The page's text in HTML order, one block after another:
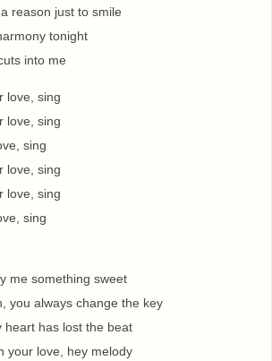
reason just to smile
tonight
into me
love, sing
love, sing
sing
love, sing
love, sing
sing
me something sweet
you always change the key
heart has lost the beat
your love, hey melody